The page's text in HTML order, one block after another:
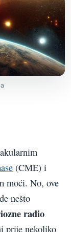
(CME) i
moći. No, ove
nešto
radio
prije nekoliko